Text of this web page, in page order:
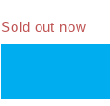
Sold out now